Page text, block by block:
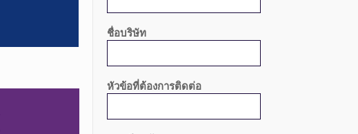
ชื่อบริษัท
หัวข้อที่ต้องการติดต่อ